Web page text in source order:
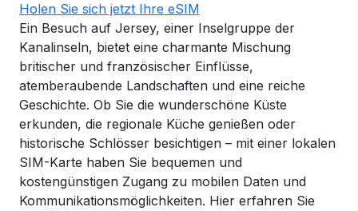
Holen Sie sich jetzt Ihre eSIM
Ein Besuch auf Jersey, einer Inselgruppe der
Kanalinseln, bietet eine charmante Mischung
britischer und französischer Einflüsse,
atemberaubende Landschaften und eine reiche
Geschichte. Ob Sie die wunderschöne Küste
erkunden, die regionale Küche genießen oder
historische Schlösser besichtigen – mit einer lokalen
SIM-Karte haben Sie bequemen und
kostengünstigen Zugang zu mobilen Daten und
Kommunikationsmöglichkeiten. Hier erfahren Sie